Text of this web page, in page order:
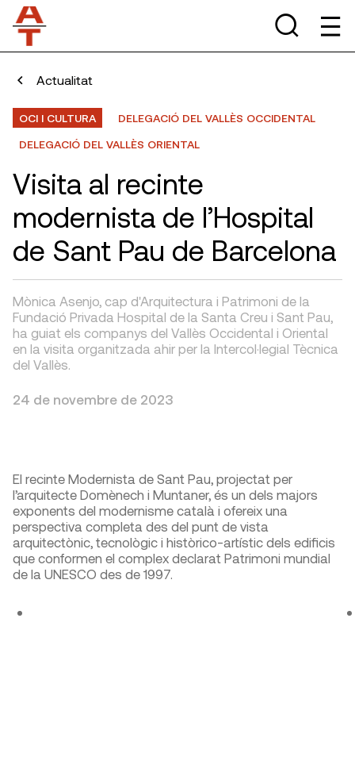
Actualitat
OCI I CULTURA
DELEGACIÓ DEL VALLÈS OCCIDENTAL
DELEGACIÓ DEL VALLÈS ORIENTAL
Visita al recinte
modernista de l’Hospital
de Sant Pau de Barcelona
Mònica Asenjo, cap d'Arquitectura i Patrimoni de la
Fundació Privada Hospital de la Santa Creu i Sant Pau,
ha guiat els companys del Vallès Occidental i Oriental
en la visita organitzada ahir per la Intercol·legial Tècnica
del Vallès.
24 de novembre de 2023
El recinte Modernista de Sant Pau, projectat per
l’arquitecte Domènech i Muntaner, és un dels majors
exponents del modernisme català i ofereix una
perspectiva completa des del punt de vista
arquitectònic, tecnològic i històrico-artístic dels edificis
que conformen el complex declarat Patrimoni mundial
de la UNESCO des de 1997.